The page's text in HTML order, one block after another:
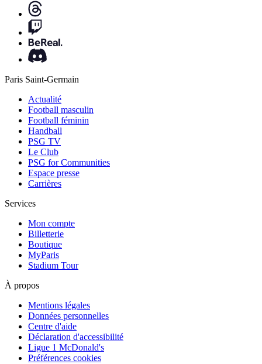
Paris Saint-Germain
Actualité
Football masculin
Football féminin
Handball
PSG TV
Le Club
PSG for Communities
Espace presse
Carrières
Services
Mon compte
Billetterie
Boutique
MyParis
Stadium Tour
À propos
Mentions légales
Données personnelles
Centre d'aide
Déclaration d'accessibilité
Ligue 1 McDonald's
Préférences cookies